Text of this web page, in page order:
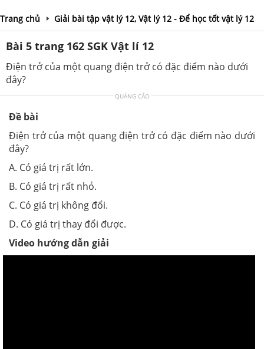
Trang chủ Giải bài tập vật lý 12, Vật lý 12 - Để học tốt vật lý 12
Bài 5 trang 162 SGK Vật lí 12
Điện trở của một quang điện trở có đặc điểm nào dưới
đây?
QUẢNG CÁO
Đề bài
Điện trở của một quang điện trở có đặc điểm nào dưới
đây?
A. Có giá trị rất lớn.
B. Có giá trị rất nhỏ.
C. Có giá trị không đổi.
D. Có giá trị thay đổi được.
Video hướng dẫn giải